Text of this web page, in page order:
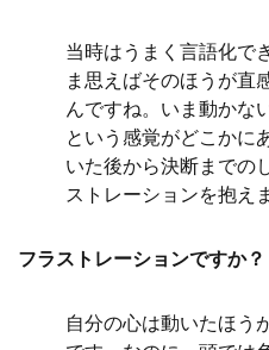
当時はうまく言語化で
ま思えばそのほうが直
んですね。いま動かな
という感覚がどこかに
いた後から決断までの
ストレーションを抱え
フラストレーションですか？
自分の心は動いたほう